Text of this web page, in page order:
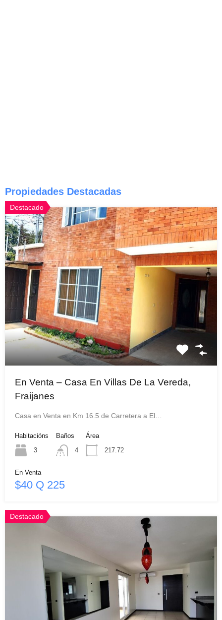
Propiedades Destacadas
Destacado
En Venta – Casa En Villas De La Vereda,
Fraijanes
Casa en Venta en Km 16.5 de Carretera a El…
Habitacións
3
Baños
4
Área
217.72
En Venta
$40 Q 225
Destacado